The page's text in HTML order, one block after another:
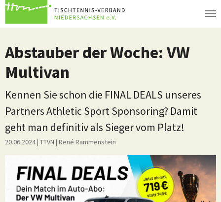
Zum Hauptinhalt springen
Abstauber der Woche: VW
Multivan
Kennen Sie schon die FINAL DEALS unseres
Partners Athletic Sport Sponsoring? Damit
geht man definitiv als Sieger vom Platz!
20.06.2024| TTVN | René Rammenstein